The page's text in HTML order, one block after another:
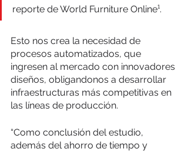
reporte de World Furniture Online¹.
Esto nos crea la necesidad de
procesos automatizados, que
ingresen al mercado con innovadores
diseños, obligandonos a desarrollar
infraestructuras más competitivas en
las líneas de producción.
“Como conclusión del estudio,
además del ahorro de tiempo y